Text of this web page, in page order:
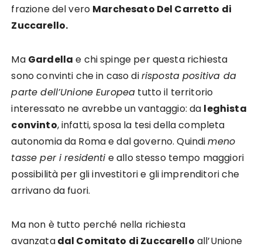
frazione del vero Marchesato Del Carretto di
Zuccarello.
Ma Gardella e chi spinge per questa richiesta
sono convinti che in caso dirisposta positiva da
parte dell’Unione Europea tutto il territorio
interessato ne avrebbe un vantaggio: da leghista
convinto, infatti, sposa la tesi della completa
autonomia da Roma e dal governo. Quindimeno
tasse per i residenti e allo stesso tempo maggiori
possibilità per gli investitori e gli imprenditori che
arrivano da fuori.
Ma non è tutto perché nella richiesta
avanzatadal Comitato di Zuccarello all’Unione